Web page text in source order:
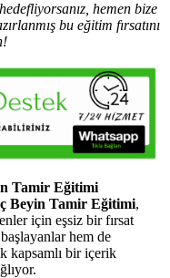
hemen bize
bu eğitim fırsatını
Tamir Eğitimi
Beyin Tamir Eğitimi,
için eşsiz bir fırsat
hem de
kapsamlı bir içerik